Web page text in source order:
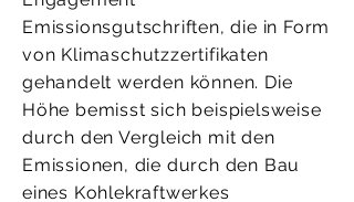
Emissionsgutschriften, die in Form
von Klimaschutzzertifikaten
gehandelt werden können. Die
Höhe bemisst sich beispielsweise
durch den Vergleich mit den
Emissionen, die durch den Bau
eines Kohlekraftwerkes